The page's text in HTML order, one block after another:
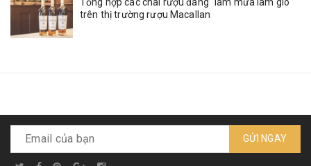
Tổng hợp các chai rượu đang "làm mưa làm gió"
trên thị trường rượu Macallan
GỬI NGAY